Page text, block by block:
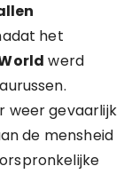
het
werd
weer gevaarlijk
de mensheid